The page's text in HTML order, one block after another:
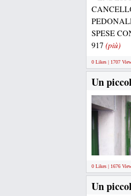
SPESE
917 (più)
0 Likes | 1707
Un
0 Likes | 1676
Un